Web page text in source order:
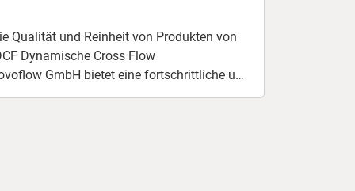
Technologie, um eine besonders
und wirkungsvolle
Zur Cross Flow Filtration
Qualität und Reinheit von Produkten von
Dynamische Cross Flow
GmbH bietet eine fortschrittliche und